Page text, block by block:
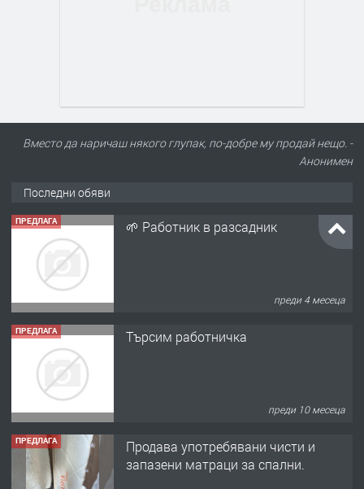
Вместо да наричаш някого глупак, по-добре му продай нещо. -
Анонимен
Последни обяви
ПРЕДЛАГА 🌱 Работник в разсадник
преди 4 месеца
ПРЕДЛАГА Търсим работничка
преди 10 месеца
ПРЕДЛАГА
Продава употребявани чисти и
запазени матраци за спални.